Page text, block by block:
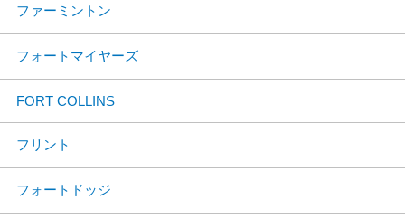
ファーミントン
フォートマイヤーズ
FORT COLLINS
フリント
フォートドッジ